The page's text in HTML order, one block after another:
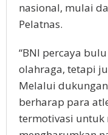
nasional, mulai
Pelatnas.
“BNI percaya
olahraga, tetapi
Melalui
berharap para
termotivasi untuk